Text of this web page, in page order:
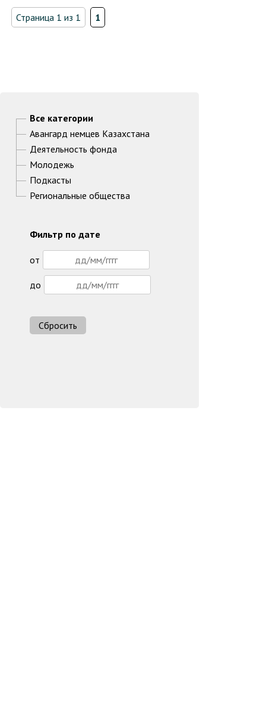
будущее
–
Страница 1 из 1 1
Все категории
Авангард немцев Казахстана
Деятельность фонда
Молодежь
Подкасты
Региональные общества
Фильтр по дате
от
до
Сбросить